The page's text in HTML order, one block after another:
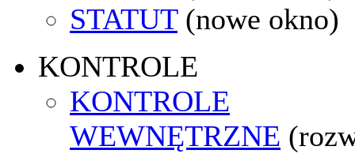
STATUT (nowe okno)
KONTROLE
KONTROLE
WEWNĘTRZNE